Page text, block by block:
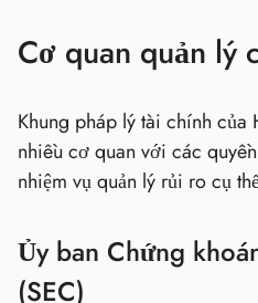
Cơ quan quản lý
Khung pháp lý tài chính của
nhiều cơ quan với các
nhiệm vụ quản lý rủi ro cụ
Ủy ban Chứng
(SEC)